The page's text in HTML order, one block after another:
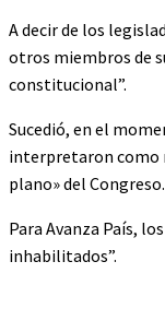
A decir de los
otros miembros de
constitucional”.
Sucedió, en el
interpretaron como
plano» del Congreso.
Para Avanza País,
inhabilitados”.